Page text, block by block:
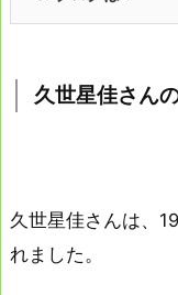
久世星佳さん
久世星佳さんは、
れました。